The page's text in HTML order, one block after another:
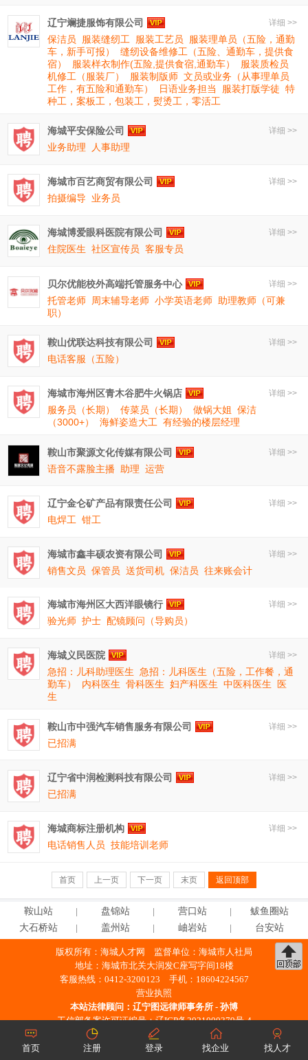
详细 >>
辽宁斓捷服饰有限公司
保洁员
服装缝纫工 服装工艺员
服装理单员（五险，通勤
车，新手可报）
缝纫设备维修工（五险、通勤车，提供食
宿）
服装样衣制作(五险,提供食宿,通勤车）
服装质检员
机修工（服装厂）
服装制版师 文员或业务（从事理单员
工作，有五险和通勤车）
日语业务担当 服装打版学徒 特
种工，案板工，包装工，熨烫工，零活工
详细 >>
海城平安保险公司
业务助理
人事助理
详细 >>
海城市百艺商贸有限公司
拍摄编导
业务员
详细 >>
海城博爱眼科医院有限公司
住院医生 社区宣传员 客服专员
详细 >>
贝尔优能校外高端托管服务中心
托管老师
周末辅导老师 小学英语老师 助理教师（可兼
职）
详细 >>
鞍山优联达科技有限公司
电话客服（五险）
详细 >>
海城市海州区青木谷肥牛火锅店
服务员（长期）
传菜员（长期） 做锅大姐
保洁
（3000+）
海鲜姿造大工 有经验的楼层经理
详细 >>
鞍山市聚源文化传媒有限公司
语音不露脸主播 助理 运营
详细 >>
辽宁金仑矿产品有限责任公司
电焊工 钳工
详细 >>
海城市鑫丰硕农资有限公司
销售文员 保管员 送货司机 保洁员 往来账会计
详细 >>
海城市海州区大西洋眼镜行
验光师 护士 配镜顾问（导购员）
详细 >>
海城义民医院
急招：儿科助理医生 急招：儿科医生（五险，工作餐，通
勤车）
内科医生 骨科医生 妇产科医生 中医科医生
医
生
详细 >>
鞍山市中强汽车销售服务有限公司
已招满
详细 >>
辽宁省中润检测科技有限公司
已招满
详细 >>
海城商标注册机构
电话销售人员 技能培训老师
首页 上一页 下一页 末页 返回顶部
鞍山站 盘锦站 营口站
鲅鱼圈站
大石桥站
盖州站 岫岩站 台安站
版权所有： 海城人才网 监督单位：海城市人社局
地址：海城市北关大润发C座写字间18楼
客服热线：0412-3200123 手机：18604224567
营业执照
本站法律顾问： 辽宁图远律师事务所 - 孙博
工信部备案许可证编号：辽ICP备2021000379号-4
辽公网安备21038102000422号
※ 未经授权，禁止使用本站信息。 ※
首页 注册 登录 找企业 找人才